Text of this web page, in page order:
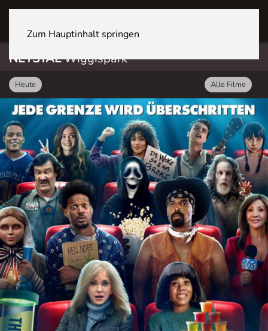
Zum Hauptinhalt springen
NETSTALWiggispark
Heute Alle Filme